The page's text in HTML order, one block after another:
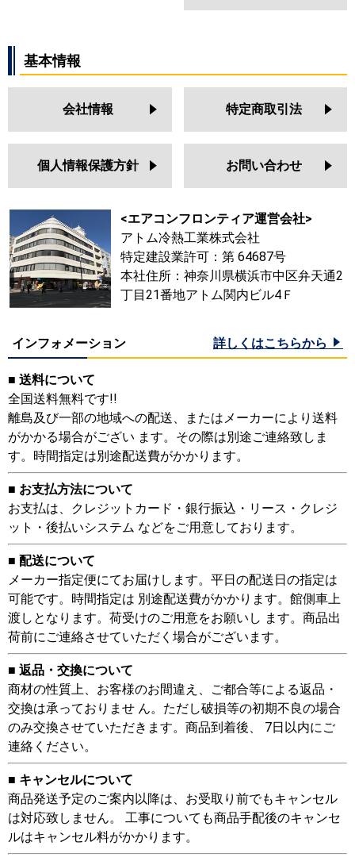
基本情報
会社情報 特定商取引法
個人情報保護方針 お問い合わせ
<エアコンフロンティア運営会社>
アトム冷熱工業株式会社
特定建設業許可：第 64687号
本社住所：神奈川県横浜市中区弁天通2
丁目21番地アトム関内ビル4Ｆ
インフォメーション 詳しくはこちらから
■ 送料について
全国送料無料です!!
離島及び一部の地域への配送、またはメーカーにより送料
がかかる場合がござい ます。その際は別途ご連絡致しま
す。時間指定は別途配送費がかかります。
■ お支払方法について
お支払は、クレジットカード・銀行振込・リース・クレジ
ット・後払いシステム などをご用意しております。
■ 配送について
メーカー指定便にてお届けします。平日の配送日の指定は
可能です。時間指定は 別途配送費がかかります。館側車上
渡しとなります。荷受けのご用意をお願いし ます。商品出
荷前にご連絡させていただく場合がございます。
■ 返品・交換について
商材の性質上、お客様のお間違え、ご都合等による返品・
交換は承っておりませ ん。ただし破損等の初期不良の場合
のみ交換させていただきます。商品到着後、 7日以内にご
連絡ください。
■ キャンセルについて
商品発送予定のご案内以降は、お受取り前でもキャンセル
は対応致しません。 工事についても商品手配後のキャンセ
ルはキャンセル料がかかります。